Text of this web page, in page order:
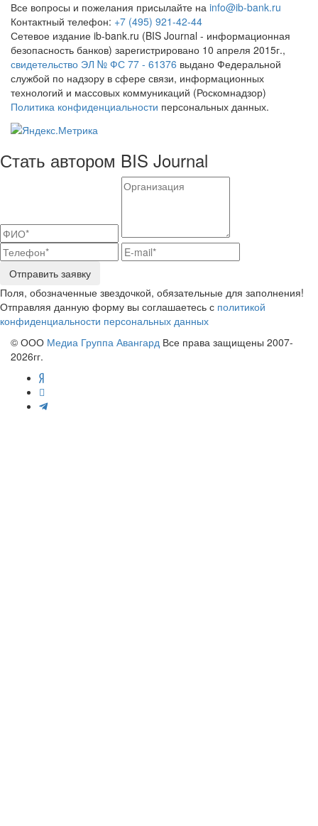
Все вопросы и пожелания присылайте на info@ib-bank.ru
Контактный телефон: +7 (495) 921-42-44
Сетевое издание ib-bank.ru (BIS Journal - информационная
безопасность банков) зарегистрировано 10 апреля 2015г.,
свидетельство ЭЛ № ФС 77 - 61376 выдано Федеральной
службой по надзору в сфере связи, информационных
технологий и массовых коммуникаций (Роскомнадзор)
Политика конфиденциальности персональных данных.
Стать автором BIS Journal
Отправить заявку
Поля, обозначенные звездочкой, обязательные для заполнения!
Отправляя данную форму вы соглашаетесь с политикой
конфиденциальности персональных данных
© ООО Медиа Группа Авангард Все права защищены 2007-
2026гг.